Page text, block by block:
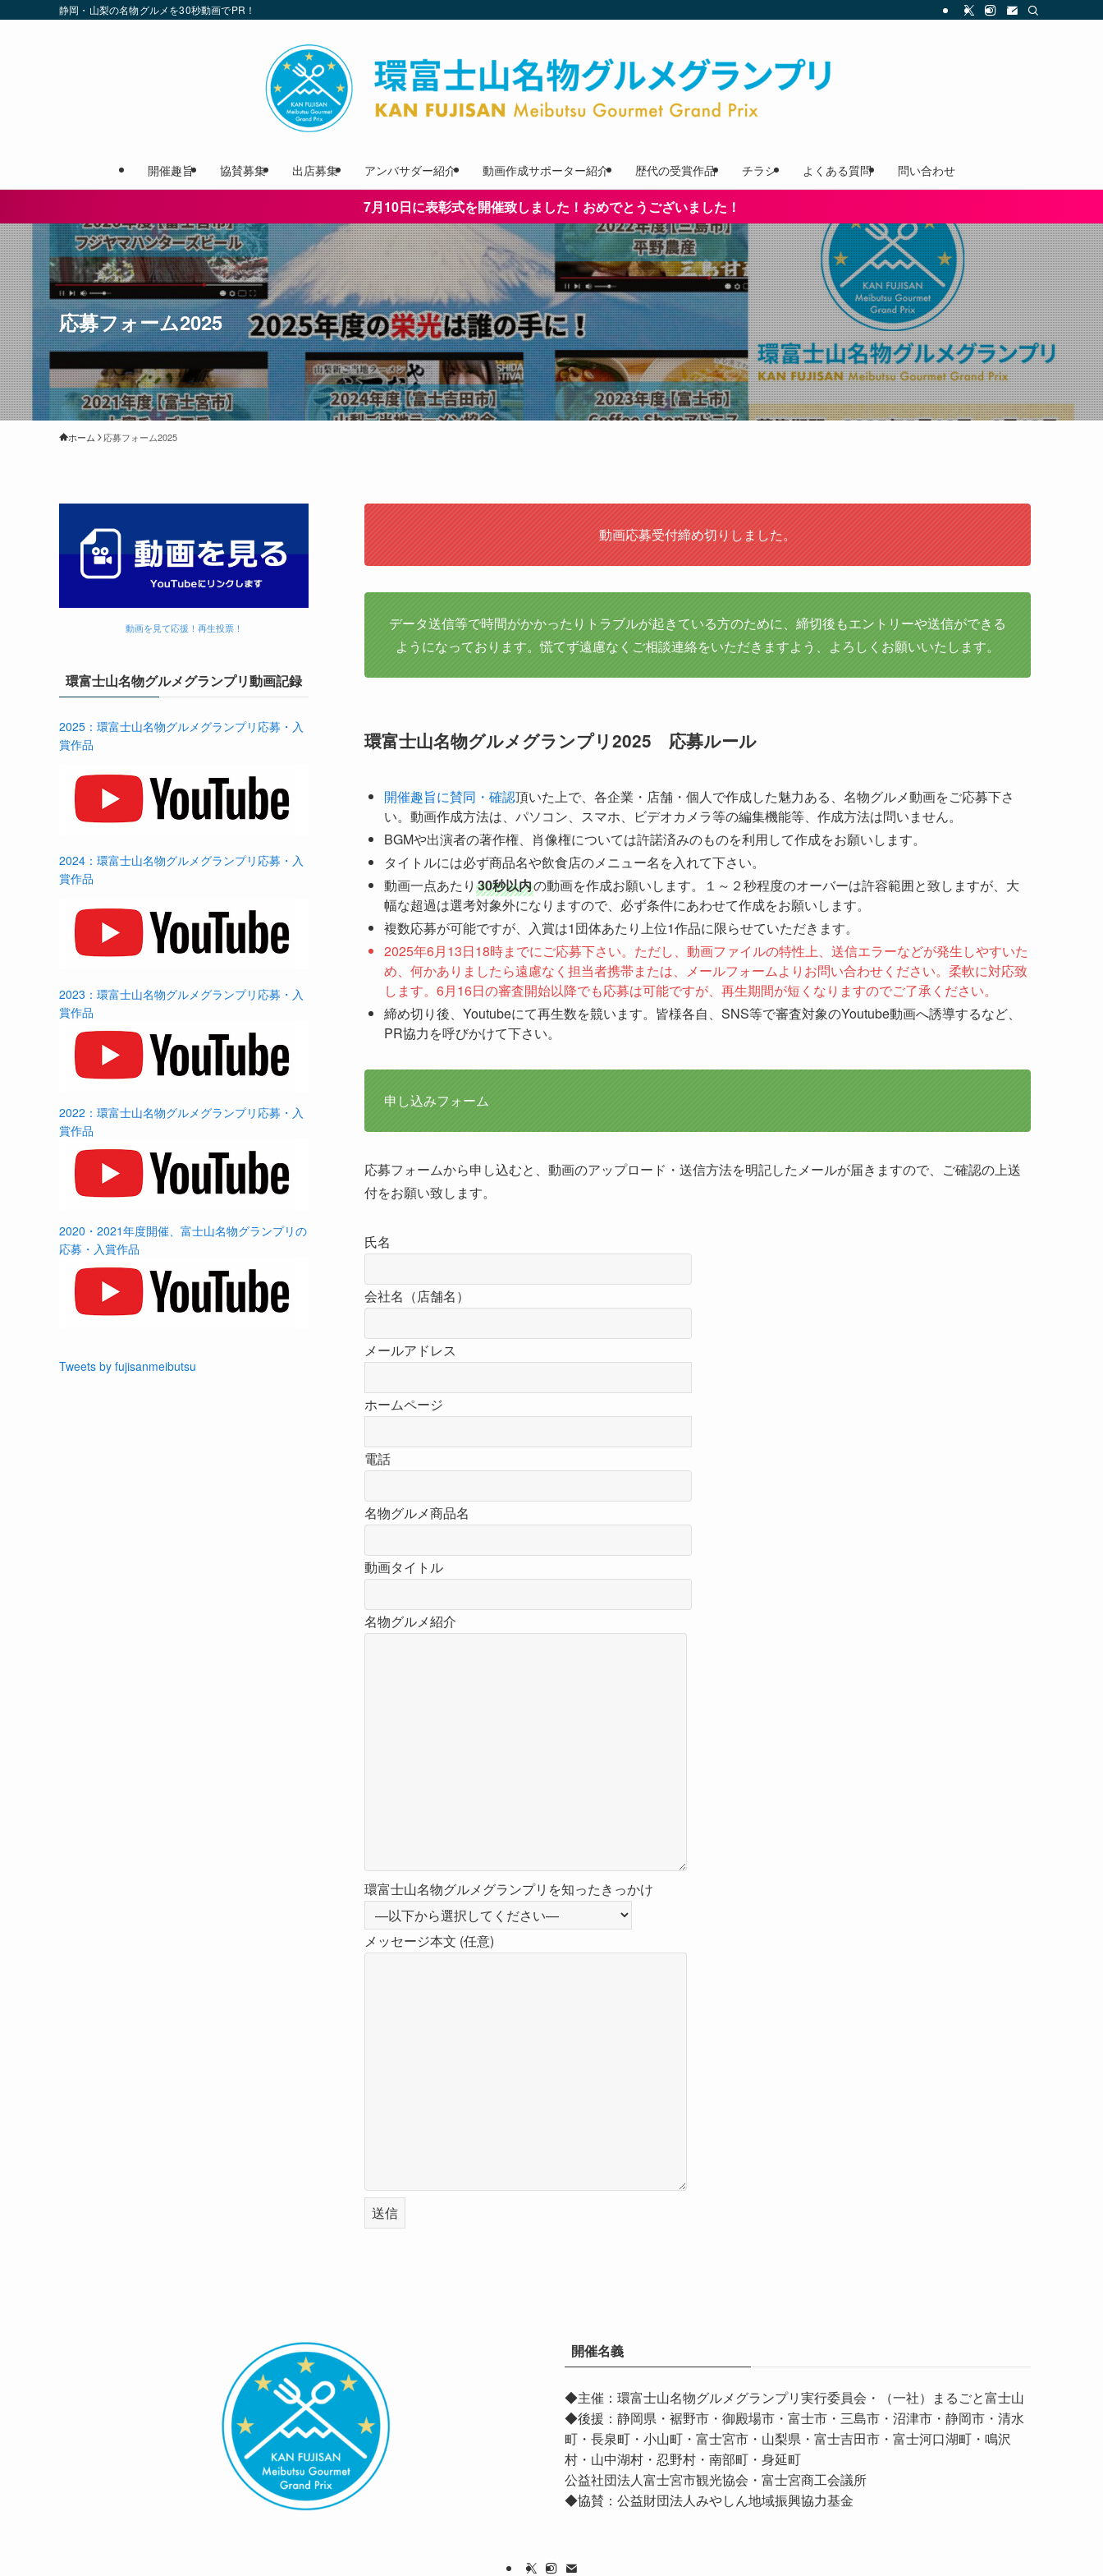
静岡・山梨の名物グルメを30秒動画でPR！
開催趣旨 協賛募集 出店募集 アンバサダー紹介 動画作成サポーター紹介 歴代の受賞作品 チラシ よくある質問 問い合わせ
7月10日に表彰式を開催致しました！おめでとうございました！
応募フォーム2025
ホーム 応募フォーム2025
動画応募受付締め切りしました。
データ送信等で時間がかかったりトラブルが起きている方のために、締切後もエントリーや送信ができる
ようになっております。慌てず遠慮なくご相談連絡をいただきますよう、よろしくお願いいたします。
環富士山名物グルメグランプリ2025 応募ルール
開催趣旨に賛同・確認頂いた上で、各企業・店舗・個人で作成した魅力ある、名物グルメ動画をご応募下さ
い。動画作成方法は、パソコン、スマホ、ビデオカメラ等の編集機能等、作成方法は問いません。
BGMや出演者の著作権、肖像権については許諾済みのものを利用して作成をお願いします。
タイトルには必ず商品名や飲食店のメニュー名を入れて下さい。
動画一点あたり 30秒以内の動画を作成お願いします。１～２秒程度のオーバーは許容範囲と致しますが、大
幅な超過は選考対象外になりますので、必ず条件にあわせて作成をお願いします。
複数応募が可能ですが、入賞は1団体あたり上位1作品に限らせていただきます。
2025年6月13日18時までにご応募下さい。ただし、動画ファイルの特性上、送信エラーなどが発生しやすいた
め、何かありましたら遠慮なく担当者携帯または、メールフォームよりお問い合わせください。柔軟に対応致
します。6月16日の審査開始以降でも応募は可能ですが、再生期間が短くなりますのでご了承ください。
締め切り後、Youtubeにて再生数を競います。皆様各自、SNS等で審査対象のYoutube動画へ誘導するなど、
PR協力を呼びかけて下さい。
申し込みフォーム
応募フォームから申し込むと、動画のアップロード・送信方法を明記したメールが届きますので、ご確認の上送
付をお願い致します。
氏名
会社名（店舗名）
メールアドレス
ホームページ
電話
名物グルメ商品名
動画タイトル
名物グルメ紹介
環富士山名物グルメグランプリを知ったきっかけ
メッセージ本文 (任意)
動画を見て応援！再生投票！
環富士山名物グルメグランプリ動画記録
2025：環富士山名物グルメグランプリ応募・入
賞作品
2024：環富士山名物グルメグランプリ応募・入
賞作品
2023：環富士山名物グルメグランプリ応募・入
賞作品
2022：環富士山名物グルメグランプリ応募・入
賞作品
2020・2021年度開催、富士山名物グランプリの
応募・入賞作品
Tweets by fujisanmeibutsu
開催名義
◆主催：環富士山名物グルメグランプリ実行委員会・
（一社）まるごと富士山
◆後援：静岡県・裾野市・御殿場市・富士市・三島市・沼津市・静岡市・清水
町・長泉町・小山町・富士宮市・山梨県・富士吉田市・富士河口湖町・鳴沢
村・山中湖村・忍野村・南部町・身延町
公益社団法人富士宮市観光協会・富士宮商工会議所
◆協賛： 公益財団法人みやしん地域振興協力基金